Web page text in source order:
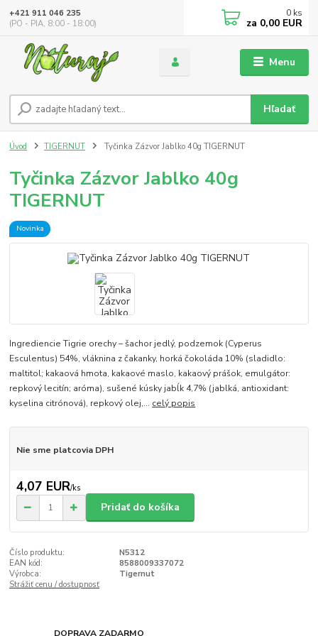
Menu
Hľadať
+421 911 046 235
(PO - PIA, 8:00 - 18:00)
0 ks
za 0,00 EUR
Úvod TIGERNUT Tyčinka Zázvor Jablko 40g TIGERNUT
Tyčinka Zázvor Jablko 40g
TIGERNUT
Novinka
Ingrediencie Tigrie orechy – šachor jedlý, podzemok (Cyperus
Esculentus) 54%, vláknina z čakanky, horká čokoláda 10% (sladidlo:
maltitol; kakaová hmota, kakaové maslo, kakaový prášok, emulgátor:
repkový lecitín; aróma), sušené kúsky jabĺk 4,7% (jablká, antioxidant:
kyselina citrónová), repkový olej,... celý popis
Nie sme platcovia DPH
4,07 EUR/ks
Pridať do košíka
Číslo produktu:
N5312
EAN kód:
8588009337072
Výrobca:
Tigernut
Strážiť cenu / dostupnosť
DOPRAVA ZADARMO